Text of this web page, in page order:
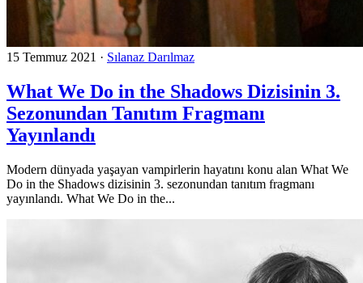
15 Temmuz 2021 · Sılanaz Darılmaz
What We Do in the Shadows Dizisinin 3.
Sezonundan Tanıtım Fragmanı
Yayınlandı
Modern dünyada yaşayan vampirlerin hayatını konu alan What We
Do in the Shadows dizisinin 3. sezonundan tanıtım fragmanı
yayınlandı. What We Do in the...